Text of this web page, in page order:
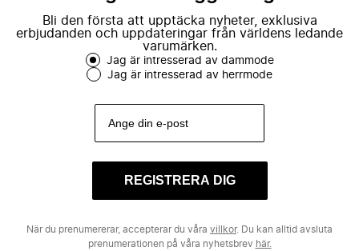
Bli den första att upptäcka nyheter, exklusiva
erbjudanden och uppdateringar från världens ledande
varumärken.
Jag är intresserad av dammode
Jag är intresserad av herrmode
REGISTRERA DIG
När du prenumererar, accepterar du våra villkor. Du kan alltid avsluta
prenumerationen på våra nyhetsbrev här.